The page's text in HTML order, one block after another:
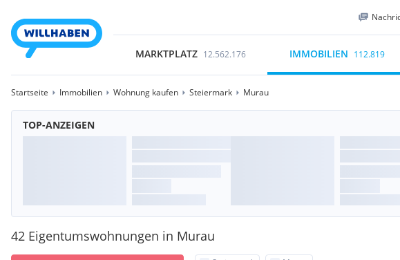
MARKTPLATZ 12.562.176 IMMOBILIEN 112.819
Startseite Immobilien Wohnung kaufen Steiermark Murau
TOP-ANZEIGEN
42 Eigentumswohnungen in Murau